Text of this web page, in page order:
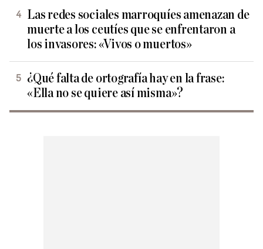
Las redes sociales marroquíes amenazan de
muerte a los ceutíes que se enfrentaron a
los invasores: «Vivos o muertos»
¿Qué falta de ortografía hay en la frase:
«Ella no se quiere así misma»?